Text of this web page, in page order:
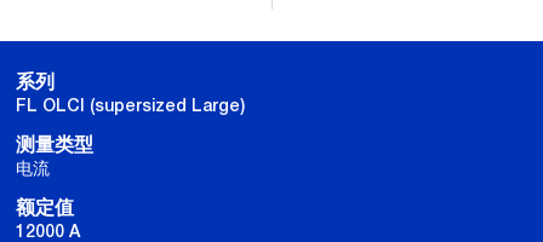
系列
FL OLCI (supersized Large)
测量类型
电流
额定值
12000 A